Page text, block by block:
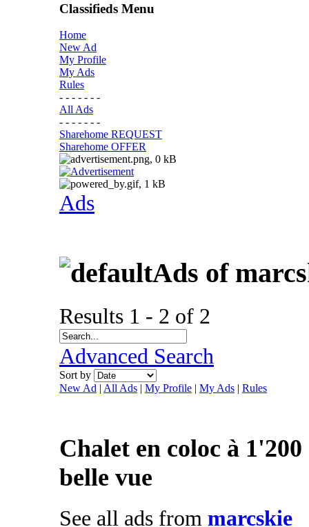
Classifieds Menu
Home
New Ad
My Profile
My Ads
Rules
- - - - - - -
All Ads
- - - - - - -
Sharehome REQUEST
Sharehome OFFER
Ads
Ads of
Results 1 - 2 of 2
Advanced Search
Sort by
New Ad | All Ads | My Profile | My Ads | Rules
Chalet en coloc à
belle vue
See all ads from marcskie